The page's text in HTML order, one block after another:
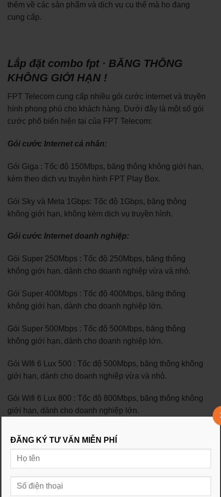
thêm về các sản phẩm và dịch vụ cụ thể mà họ đang
cung cấp.
Lắp đặt combo fpt · BĂNG THÔNG
KHÔNG GIỚI HẠN !
FPT Telecom cung cấp nhiều gói cước internet và truyền
hình phong phú cho khách hàng. Dưới đây là một số gói
cước phổ biến hiện tại của FPT Telecom:
Gói cước Internet cá nhân:
Gói Giga : Tốc độ 150Mbps, băng thông không giới hạn,
kèm theo dịch vụ truyền hình FPT Play Box.
Gói Sky và Meta 1Gbps: Tốc độ 1Gbps, băng thông
không giới hạn, không kèm dịch vụ truyền hình.
Gói cước Internet doanh nghiệp:
Gói Super 250Mbps : Tốc độ 250Mbps, băng thông
không giới hạn, dành cho doanh nghiệp vừa và nhỏ.
Gói Super 400Mbps : Tốc độ 400Mbps, băng thông
không giới hạn, dành cho doanh nghiệp lớn.
Gói Super 500Mbps : Tốc độ 500Mbps, băng thông
không giới hạn, dành cho doanh nghiệp lớn.
Gói WIfi 6 Lux 500 : Tốc độ 500Mbps, băng thông không
giới hạn, dành cho doanh nghiệp vừa và nhỏ.
Gói Wifi 6 Lux 800 : Tốc độ 800Mbps, băng thông không
giới hạn, dành cho doanh nghiệp lớn.
Gói cước Internet kết hợp truyền hình:
Gói Combo Giga : Tốc độ 150Mbps, băng thông không
giới hạn, kèm theo dịch vụ truyền hình FPT Play Box.
Gói Combo Sky và Meta : Tốc độ 1Gbps, băng thông
ĐĂNG KÝ TƯ VẤN MIỄN PHÍ